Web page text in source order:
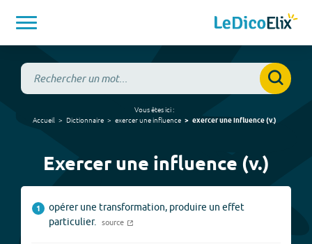
Vous êtes ici :
Accueil
Dictionnaire exercer une influence exercer une influence(v.)
Exercer une influence (v.)
1
opérer une transformation, produire un effet
particulier.
source